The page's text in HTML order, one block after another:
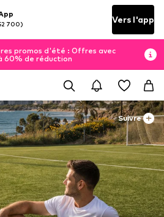
700) Vers l'app
promos d'été : Offres avec
60% de réduction
Suivre